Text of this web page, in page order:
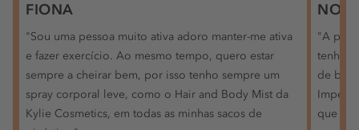
FIONA
"Sou uma pessoa muito ativa adoro manter-me ativa
e fazer exercício. Ao mesmo tempo, quero estar
sempre a cheirar bem, por isso tenho sempre um
spray corporal leve, como o Hair and Body Mist da
Kylie Cosmetics, em todas as minhas sacos de
"A
tenho
de
que os